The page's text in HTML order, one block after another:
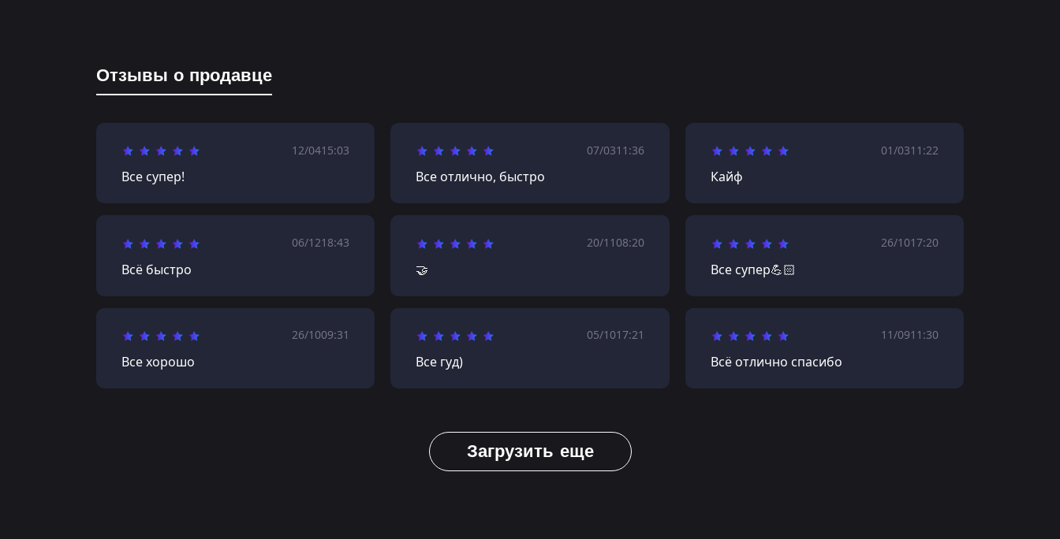
Отзывы о продавце
12/0415:03
Все супер!
07/0311:36
Все отлично, быстро
01/0311:22
Кайф
06/1218:43
Всё быстро
20/1108:20
🤝
26/1017:20
Все супер💪🏻
26/1009:31
Все хорошо
05/1017:21
Все гуд)
11/0911:30
Всё отлично спасибо
Загрузить еще